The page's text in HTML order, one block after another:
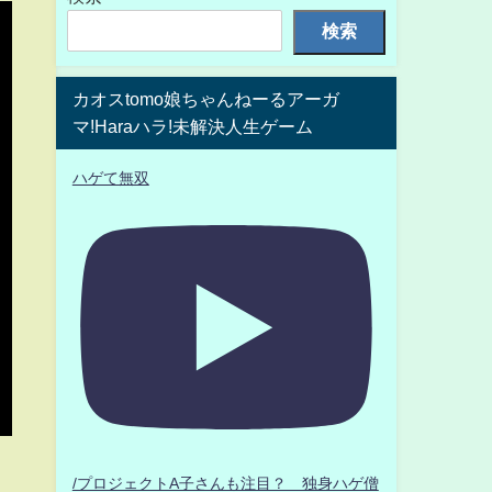
検索
カオスtomo娘ちゃんねーるアーガ
マ!Haraハラ!未解決人生ゲーム
ハゲて無双
/プロジェクトA子さんも注目？ 独身ハゲ僧